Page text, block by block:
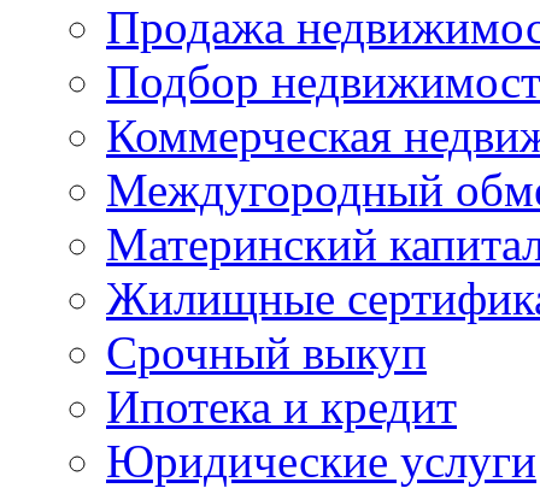
Продажа
Подбор
Коммерческая
Междугородный
Материнский
Жилищные
Срочный выкуп
Ипотека и кредит
Юридические услуги